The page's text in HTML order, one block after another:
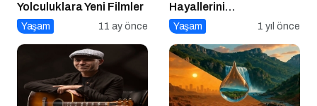
Yolculuklara Yeni Filmler
Yaşam 11 ay önce
Hayallerini
Gerçekleştiriyor!
Yaşam 1 yıl önce